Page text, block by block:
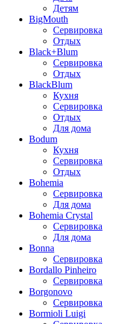
Детям
BigMouth
Сервировка
Отдых
Black+Blum
Сервировка
Отдых
BlackBlum
Кухня
Сервировка
Отдых
Для дома
Bodum
Кухня
Сервировка
Отдых
Bohemia
Сервировка
Для дома
Bohemia Crystal
Сервировка
Для дома
Bonna
Сервировка
Bordallo Pinheiro
Сервировка
Borgonovo
Сервировка
Bormioli Luigi